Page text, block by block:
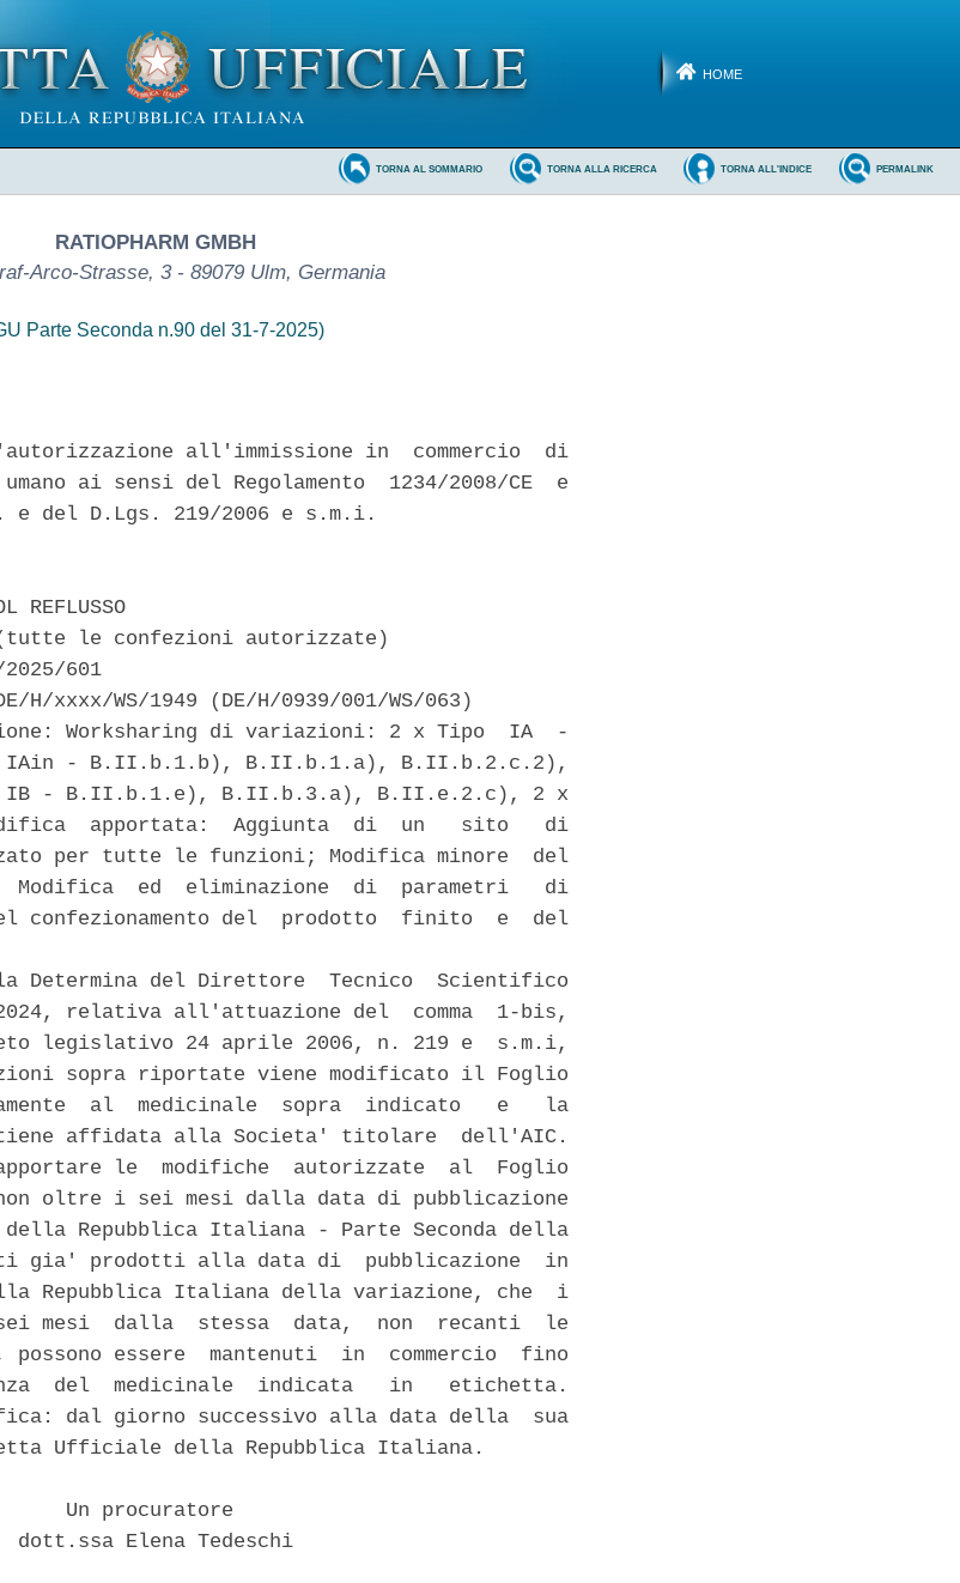
HOME
PERMALINK
TORNA ALL'INDICE
TORNA ALLA RICERCA
TORNA AL SOMMARIO
RATIOPHARM GMBH
Arco-Strasse, 3 - 89079 Ulm, Germania
Parte Seconda n.90 del 31-7-2025)
all'immissione in  commercio  di
ai sensi del Regolamento  1234/2008/CE  e
e del D.Lgs. 219/2006 e s.m.i.
REFLUSSO
le confezioni autorizzate)
2025/601
H/xxxx/WS/1949 (DE/H/0939/001/WS/063)
Worksharing di variazioni: 2 x Tipo  IA  -
IAin - B.II.b.1.b), B.II.b.1.a), B.II.b.2.c.2),
IB - B.II.b.1.e), B.II.b.3.a), B.II.e.2.c), 2 x
apportata:  Aggiunta  di  un   sito   di
per tutte le funzioni; Modifica minore  del
Modifica  ed  eliminazione  di  parametri   di
confezionamento del  prodotto  finito  e  del
Determina del Direttore  Tecnico  Scientifico
relativa all'attuazione del  comma  1-bis,
legislativo 24 aprile 2006, n. 219 e  s.m.i,
sopra riportate viene modificato il Foglio
al  medicinale  sopra  indicato   e   la
affidata alla Societa' titolare  dell'AIC.
le  modifiche  autorizzate  al  Foglio
oltre i sei mesi dalla data di pubblicazione
Repubblica Italiana - Parte Seconda della
gia' prodotti alla data di  pubblicazione  in
Repubblica Italiana della variazione, che  i
mesi  dalla  stessa  data,  non  recanti  le
essere  mantenuti  in  commercio  fino
del  medicinale  indicata   in   etichetta.
dal giorno successivo alla data della  sua
Ufficiale della Repubblica Italiana.
Un procuratore
dott.ssa Elena Tedeschi